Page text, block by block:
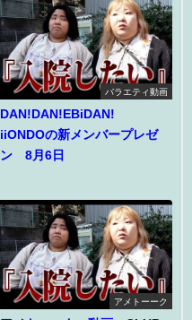
バラエティ動画
DAN!DAN!EBiDAN!
iiONDOの新メンバープレゼ
ン 8月6日
アメトーーク